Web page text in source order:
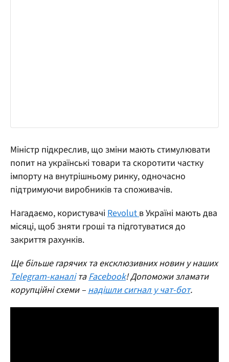
Міністр підкреслив, що зміни мають стимулювати
попит на українські товари та скоротити частку
імпорту на внутрішньому ринку, одночасно
підтримуючи виробників та споживачів.
Нагадаємо, користувачіRevolutв Україні мають два
місяці, щоб зняти гроші та підготуватися до
закриття рахунків.
Ще більше гарячих та ексклюзивних новин у наших
Telegram-каналітаFacebook! Допоможи зламати
корупційні схеми –надішли сигнал у чат-бот.